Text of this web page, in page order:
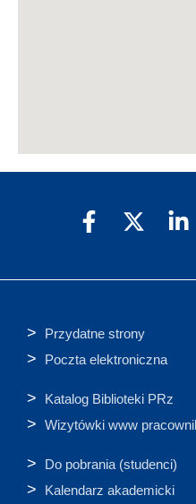
Przydatne strony
Poczta elektroniczna
Katalog Biblioteki PRz
Wizytówki www
Do pobrania (studenci)
Kalendarz akademicki